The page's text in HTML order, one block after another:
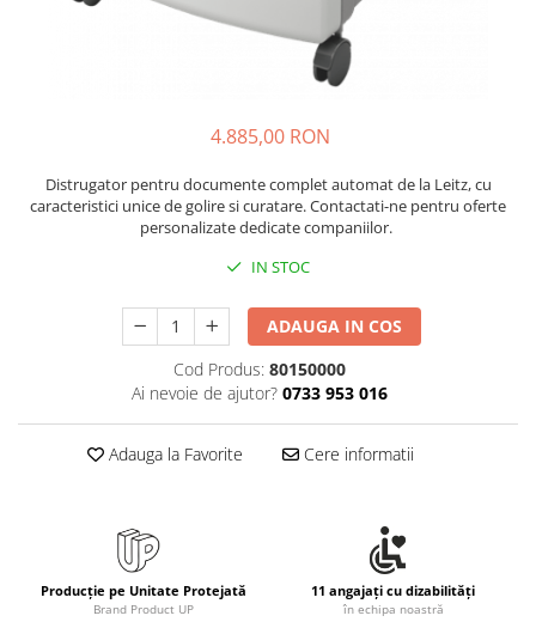
Seturi de scris Premium
Markere diverse
Carioci si creioane colorate
Ascutitori, radiere, agrafe
Foarfece pentru birou
Curatenie si igiena
Produse Antibacteriene
Articole pentru baie
Maturi, mopuri si galeti
Hartie igienica, prosoape hartie si
dispensere
4.885,00 RON
Distrugator pentru documente complet automat de la Leitz, cu
caracteristici unice de golire si curatare. Contactati-ne pentru oferte
personalizate dedicate companiilor.
IN STOC
ADAUGA IN COS
Cod Produs: 80150000
Ai nevoie de ajutor? 0733 953 016
Adauga la Favorite Cere informatii
Producție pe Unitate Protejată
Brand Product UP
11 angajați cu dizabilități
în echipa noastră